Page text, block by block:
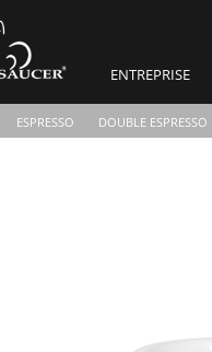
ENTREPRISE
ESPRESSO DOUBLE ESPRESSO